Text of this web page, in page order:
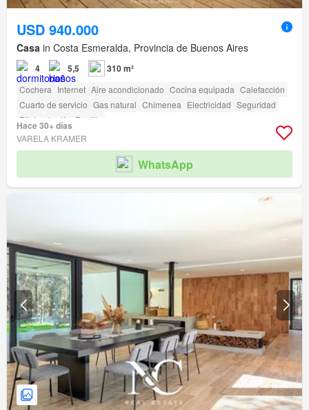
USD 940.000
Casa in Costa Esmeralda, Provincia de Buenos Aires
4 5,5 310 m²
Cochera Internet Aire acondicionado Cocina equipada Calefacción
Cuarto de servicio Gas natural Chimenea Electricidad Seguridad
Pileta
Jardín Parrilla
Hace 30+ días
VARELA KRAMER
WhatsApp